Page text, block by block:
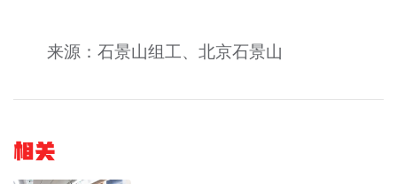
来源：石景山组工、北京石景山
相关